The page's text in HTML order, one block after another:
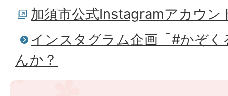
加須市公式Instagramアカウン
インスタグラム企画「#かぞ
んか？